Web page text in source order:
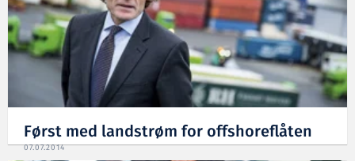
Først med landstrøm for offshoreflåten
07.07.2014